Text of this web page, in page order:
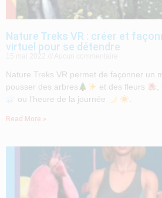
Nature Treks VR : créer et
virtuel pour se détendre
Nature Treks VR permet de façonner un
pousser des arbres
et des fleurs
ou l’heure de la journée
.
Read More »